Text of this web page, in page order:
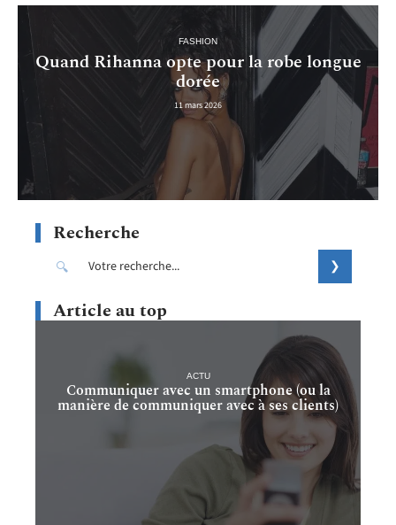
FASHION
Quand Rihanna opte pour la robe longue
dorée
11 mars 2026
Recherche
Article au top
ACTU
Communiquer avec un smartphone (ou la
manière de communiquer avec à ses clients)